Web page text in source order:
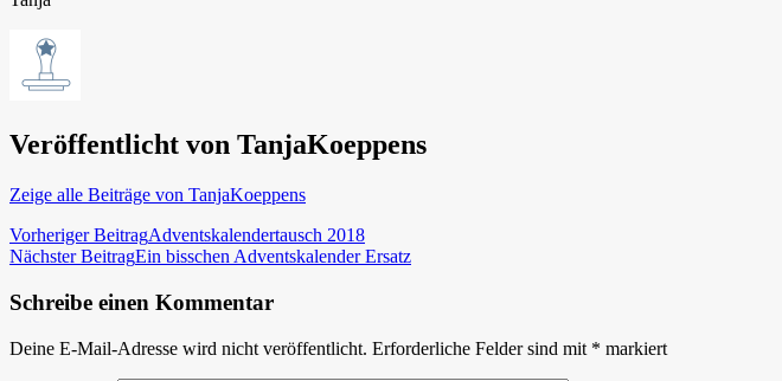
Veröffentlicht von TanjaKoeppens
Zeige alle Beiträge von TanjaKoeppens
Beitragsnavigation
Vorheriger BeitragAdventskalendertausch 2018
Nächster BeitragEin bisschen Adventskalender Ersatz
Schreibe einen Kommentar
Deine E-Mail-Adresse wird nicht veröffentlicht. Erforderliche Felder sind mit * markiert